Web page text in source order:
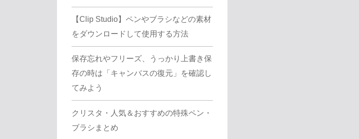
【Clip Studio】ペンやブラシなどの素材
をダウンロードして使用する方法
保存忘れやフリーズ、うっかり上書き保
存の時は「キャンバスの復元」を確認し
てみよう
クリスタ・人気＆おすすめの特殊ペン・
ブラシまとめ